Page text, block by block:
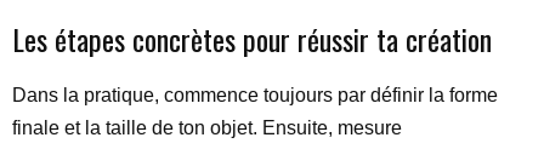
Les étapes concrètes pour réussir ta création
Dans la pratique, commence toujours par définir la forme
finale et la taille de ton objet. Ensuite, mesure